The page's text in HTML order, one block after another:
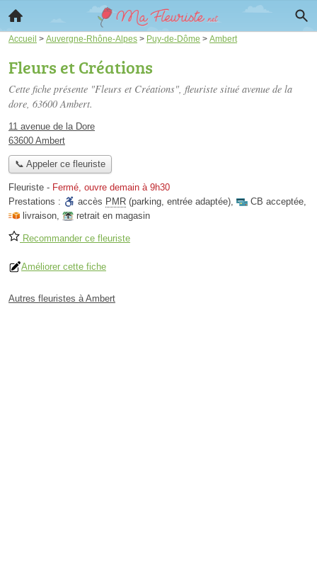
Accueil > Auvergne-Rhône-Alpes > Puy-de-Dôme > Ambert
Fleurs et Créations
Cette fiche présente "Fleurs et Créations", fleuriste situé avenue de la
dore, 63600 Ambert.
11 avenue de la Dore
63600 Ambert
📞 Appeler ce fleuriste
Fleuriste - Fermé, ouvre demain à 9h30
Prestations :
accès PMR (parking, entrée adaptée), CB acceptée,
livraison, retrait en magasin
Recommander ce fleuriste
Améliorer cette fiche
Autres fleuristes à Ambert